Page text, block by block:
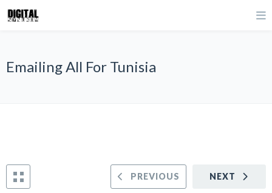
Emailing All For Tunisia
NEXT
PREVIOUS